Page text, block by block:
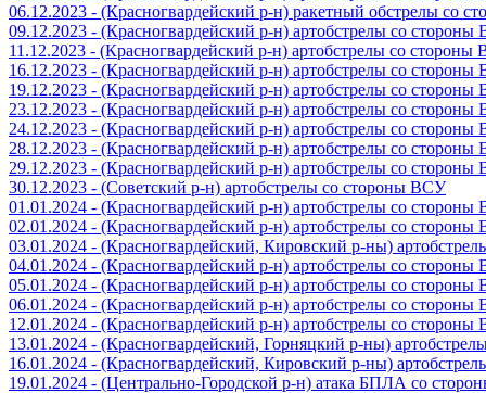
06.12.2023 - (Красногвардейский р-н) ракетный обстрелы со
09.12.2023 - (Красногвардейский р-н) артобстрелы со
11.12.2023 - (Красногвардейский р-н) артобстрелы со стороны
16.12.2023 - (Красногвардейский р-н) артобстрелы со
19.12.2023 - (Красногвардейский р-н) артобстрелы со
23.12.2023 - (Красногвардейский р-н) артобстрелы со
24.12.2023 - (Красногвардейский р-н) артобстрелы со
28.12.2023 - (Красногвардейский р-н) артобстрелы со
29.12.2023 - (Красногвардейский р-н) артобстрелы со
30.12.2023 - (Советский р-н) артобстрелы со стороны ВСУ
01.01.2024 - (Красногвардейский р-н) артобстрелы со
02.01.2024 - (Красногвардейский р-н) артобстрелы со
03.01.2024 - (Красногвардейский, Кировский р-ны)
04.01.2024 - (Красногвардейский р-н) артобстрелы со
05.01.2024 - (Красногвардейский р-н) артобстрелы со
06.01.2024 - (Красногвардейский р-н) артобстрелы со
12.01.2024 - (Красногвардейский р-н) артобстрелы со
13.01.2024 - (Красногвардейский, Горняцкий р-ны)
16.01.2024 - (Красногвардейский, Кировский р-ны)
19.01.2024 - (Центрально-Городской р-н) атака БПЛА со